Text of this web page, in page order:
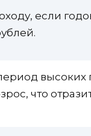
если
что